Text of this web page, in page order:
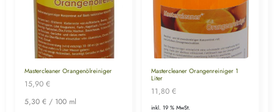
Mastercleaner Orangenölreiniger
15,90 €
5,30 € / 100 ml
Mastercleaner Orangenreiniger 1
Liter
11,80 €
inkl. 19 % MwSt.